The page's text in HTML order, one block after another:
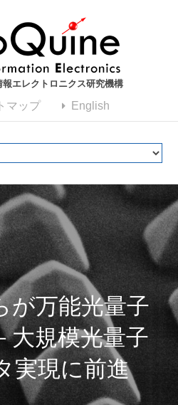
エレクトロニクス研究機構
マップ English
が万能光量子
大規模光量子
実現に前進